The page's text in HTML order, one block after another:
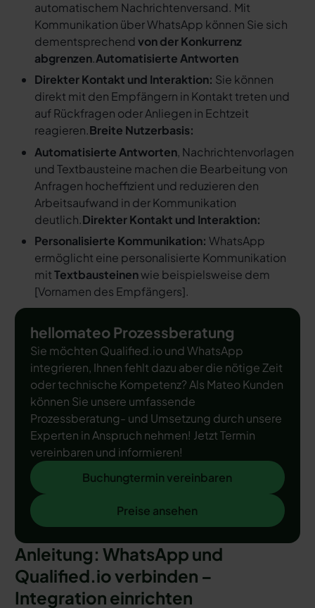
automatischem Nachrichtenversand. Mit
Kommunikation über WhatsApp können Sie sich
dementsprechendvon der Konkurrenz
abgrenzen.Automatisierte Antworten
Direkter Kontakt und Interaktion: Sie können
direkt mit den Empfängern in Kontakt treten und
auf Rückfragen oder Anliegen in Echtzeit
reagieren.Breite Nutzerbasis:
Automatisierte Antworten, Nachrichtenvorlagen
und Textbausteine machen die Bearbeitung von
Anfragen hocheffizient und reduzieren den
Arbeitsaufwand in der Kommunikation
deutlich.Direkter Kontakt und Interaktion:
Personalisierte Kommunikation: WhatsApp
ermöglicht eine personalisierte Kommunikation
mitTextbausteinenwie beispielsweise dem
[Vornamen des Empfängers].
hellomateo Prozessberatung
Sie möchten Qualified.io und WhatsApp
integrieren, Ihnen fehlt dazu aber die nötige Zeit
oder technische Kompetenz? Als Mateo Kunden
können Sie unsere umfassende
Prozessberatung- und Umsetzung durch unsere
Experten in Anspruch nehmen! Jetzt Termin
vereinbaren und informieren!
Buchungtermin vereinbaren
Buchungtermin vereinbaren
Preise ansehen
Preise ansehen
Anleitung: WhatsApp und
Qualified.io verbinden –
Integration einrichten